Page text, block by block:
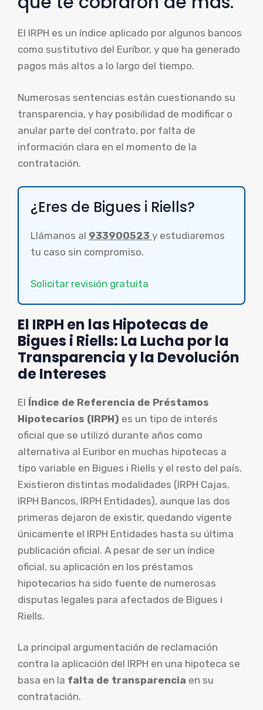
El IRPH es un índice aplicado por algunos bancos
como sustitutivo del Euríbor, y que ha generado
pagos más altos a lo largo del tiempo.
Numerosas sentencias están cuestionando su
transparencia, y hay posibilidad de modificar o
anular parte del contrato, por falta de
información clara en el momento de la
contratación.
¿Eres de Bigues i Riells?
Llámanos al 933900523 y estudiaremos
tu caso sin compromiso.
Solicitar revisión gratuita
El IRPH en las Hipotecas de
Bigues i Riells: La Lucha por la
Transparencia y la Devolución
de Intereses
El Índice de Referencia de Préstamos
Hipotecarios (IRPH) es un tipo de interés
oficial que se utilizó durante años como
alternativa al Euribor en muchas hipotecas a
tipo variable en Bigues i Riells y el resto del país.
Existieron distintas modalidades (IRPH Cajas,
IRPH Bancos, IRPH Entidades), aunque las dos
primeras dejaron de existir, quedando vigente
únicamente el IRPH Entidades hasta su última
publicación oficial. A pesar de ser un índice
oficial, su aplicación en los préstamos
hipotecarios ha sido fuente de numerosas
disputas legales para afectados de Bigues i
Riells.
La principal argumentación de reclamación
contra la aplicación del IRPH en una hipoteca se
basa en la falta de transparencia en su
contratación.